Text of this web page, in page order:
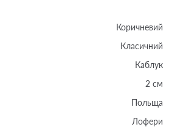
Коричневий
Класичний
Каблук
2 см
Польща
Лофери